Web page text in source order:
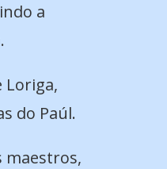
a
Loriga,
do Paúl.
maestros,